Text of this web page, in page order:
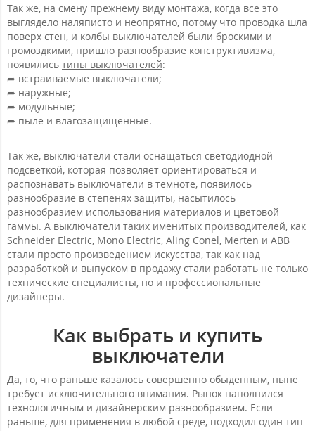
Так же, на смену прежнему виду монтажа, когда все это
выглядело наляписто и неопрятно, потому что проводка шла
поверх стен, и колбы выключателей были броскими и
громоздкими, пришло разнообразие конструктивизма,
появились типы выключателей:
➦ встраиваемые выключатели;
➦ наружные;
➦ модульные;
➦ пыле и влагозащищенные.
Так же, выключатели стали оснащаться светодиодной
подсветкой, которая позволяет ориентироваться и
распознавать выключатели в темноте, появилось
разнообразие в степенях защиты, насытилось
разнообразием использования материалов и цветовой
гаммы. А выключатели таких именитых производителей, как
Schneider Electric, Mono Electric, Aling Conel, Merten и ABB
стали просто произведением искусства, так как над
разработкой и выпуском в продажу стали работать не только
технические специалисты, но и профессиональные
дизайнеры.
Как выбрать и купить
выключатели
Да, то, что раньше казалось совершенно обыденным, ныне
требует исключительного внимания. Рынок наполнился
технологичным и дизайнерским разнообразием. Если
раньше, для применения в любой среде, подходил один тип